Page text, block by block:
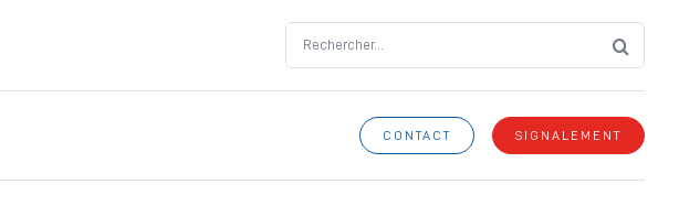
for:
CONTACT SIGNALEMENT